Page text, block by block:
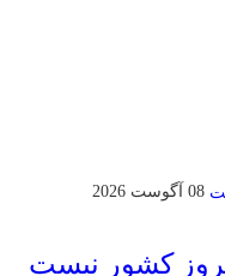
08 آگوست 2026
کشور نیست